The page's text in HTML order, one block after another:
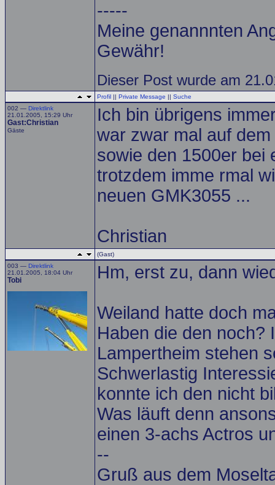
-----
Meine genannnten
Gewähr!
Dieser Post wurde am
Profil || Private Message || Suche
002 — Direktlink
21.01.2005, 15:29 Uhr
Gast:Christian
Gäste
Ich bin übrigens
war zwar mal auf
sowie den 1500er bei
trotzdem imme rmal
neuen GMK3055 ...
Christian
(Gast)
003 — Direktlink
21.01.2005, 18:04 Uhr
Tobi Hm, erst zu, dann
Weiland hatte doch
Haben die den noch?
Lampertheim stehen
Schwerlastig
konnte ich den nicht
Was läuft denn
einen 3-achs Actros
--
Gruß aus dem